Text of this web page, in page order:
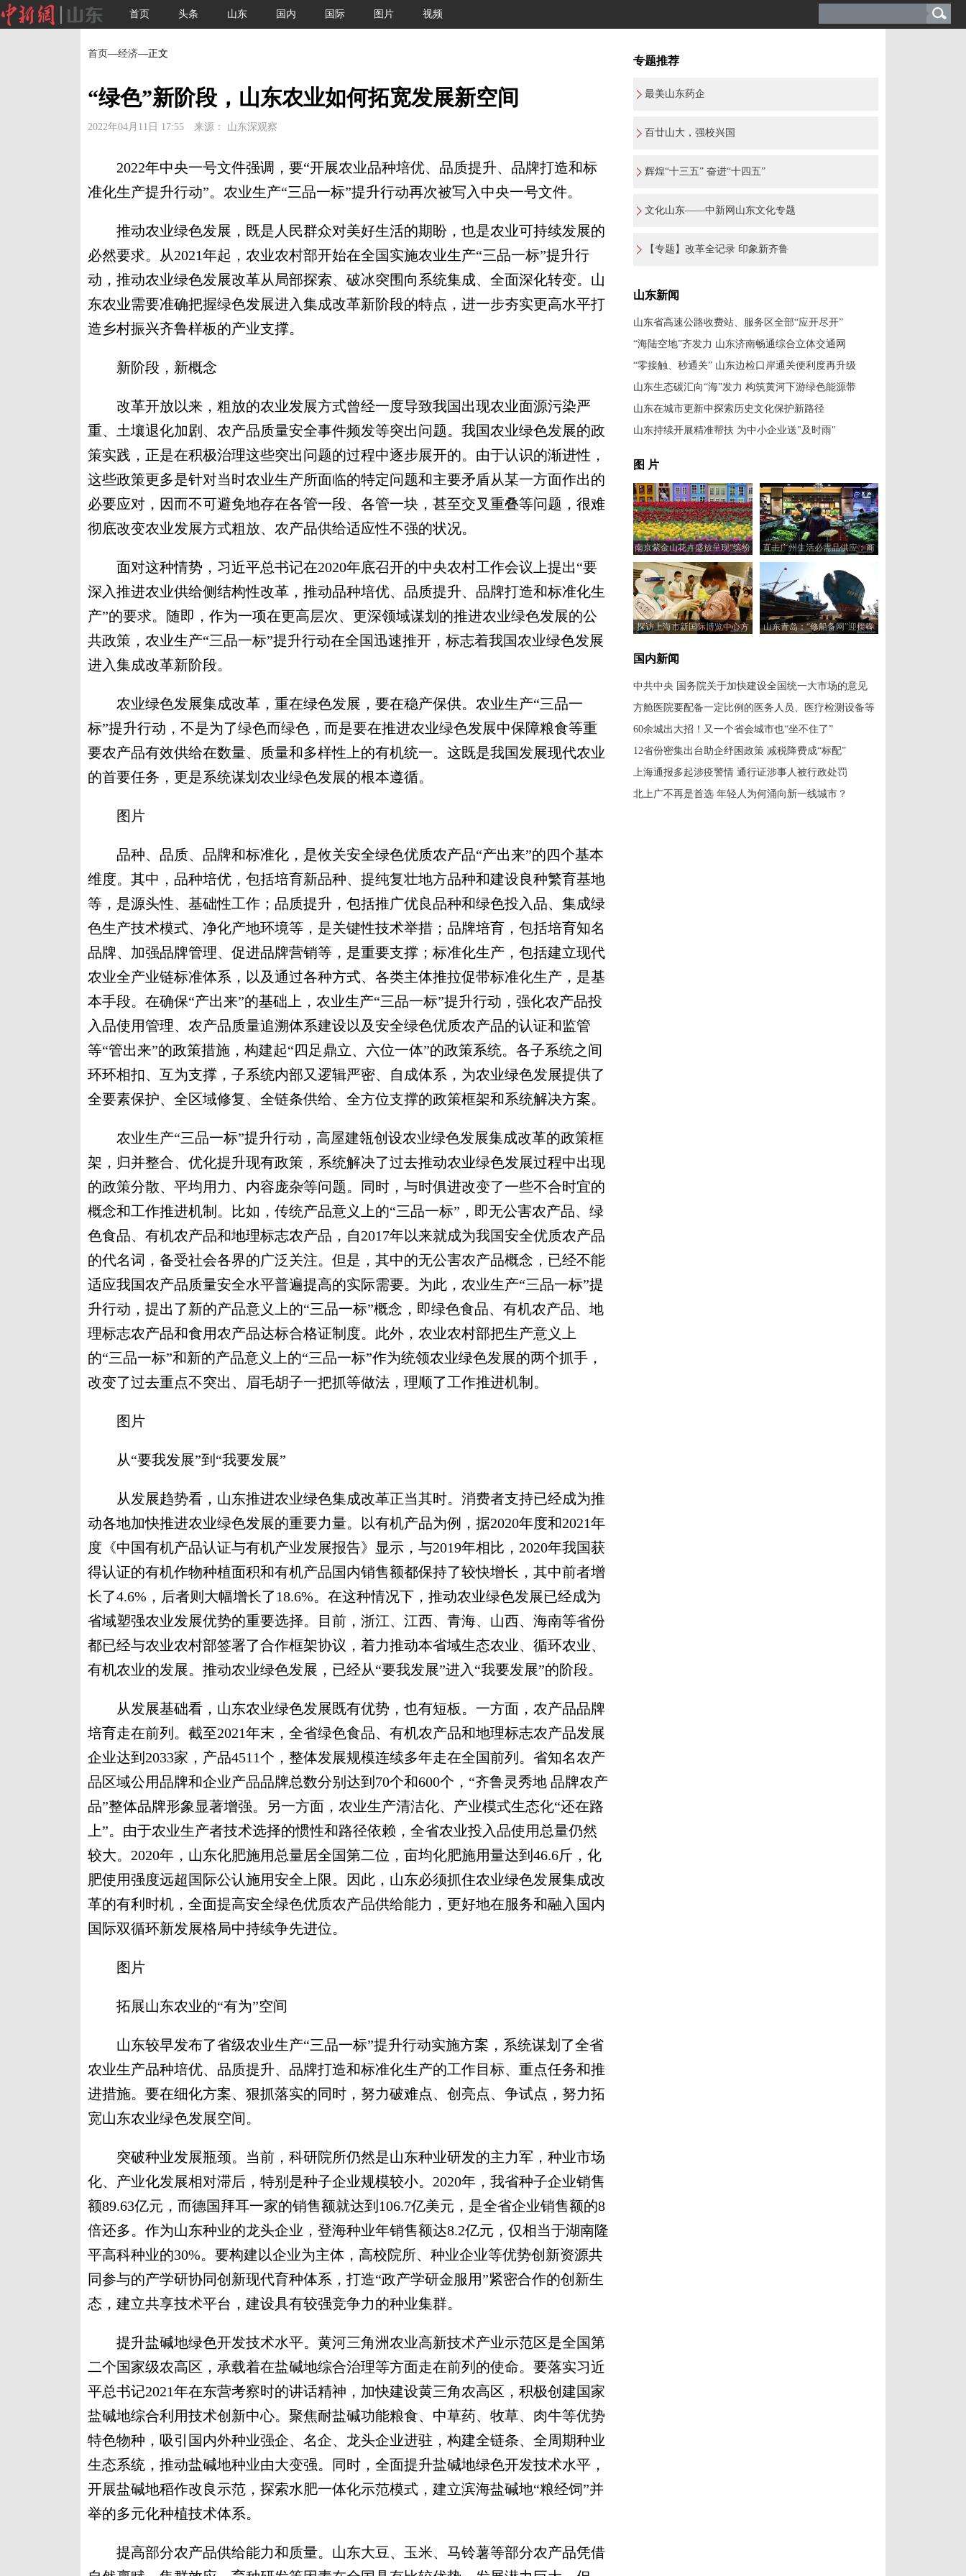
首页 头条 山东 国内 国际 图片 视频
首页—经济—正文
“绿色”新阶段，山东农业如何拓宽发展新空间
2022年04月11日 17:55 来源： 山东深观察
2022年中央一号文件强调，要“开展农业品种培优、品质提升、品牌打造和标
准化生产提升行动”。农业生产“三品一标”提升行动再次被写入中央一号文件。
推动农业绿色发展，既是人民群众对美好生活的期盼，也是农业可持续发展的
必然要求。从2021年起，农业农村部开始在全国实施农业生产“三品一标”提升行
动，推动农业绿色发展改革从局部探索、破冰突围向系统集成、全面深化转变。山
东农业需要准确把握绿色发展进入集成改革新阶段的特点，进一步夯实更高水平打
造乡村振兴齐鲁样板的产业支撑。
新阶段，新概念
改革开放以来，粗放的农业发展方式曾经一度导致我国出现农业面源污染严
重、土壤退化加剧、农产品质量安全事件频发等突出问题。我国农业绿色发展的政
策实践，正是在积极治理这些突出问题的过程中逐步展开的。由于认识的渐进性，
这些政策更多是针对当时农业生产所面临的特定问题和主要矛盾从某一方面作出的
必要应对，因而不可避免地存在各管一段、各管一块，甚至交叉重叠等问题，很难
彻底改变农业发展方式粗放、农产品供给适应性不强的状况。
面对这种情势，习近平总书记在2020年底召开的中央农村工作会议上提出“要
深入推进农业供给侧结构性改革，推动品种培优、品质提升、品牌打造和标准化生
产”的要求。随即，作为一项在更高层次、更深领域谋划的推进农业绿色发展的公
共政策，农业生产“三品一标”提升行动在全国迅速推开，标志着我国农业绿色发展
进入集成改革新阶段。
农业绿色发展集成改革，重在绿色发展，要在稳产保供。农业生产“三品一
标”提升行动，不是为了绿色而绿色，而是要在推进农业绿色发展中保障粮食等重
要农产品有效供给在数量、质量和多样性上的有机统一。这既是我国发展现代农业
的首要任务，更是系统谋划农业绿色发展的根本遵循。
图片
品种、品质、品牌和标准化，是攸关安全绿色优质农产品“产出来”的四个基本
维度。其中，品种培优，包括培育新品种、提纯复壮地方品种和建设良种繁育基地
等，是源头性、基础性工作；品质提升，包括推广优良品种和绿色投入品、集成绿
色生产技术模式、净化产地环境等，是关键性技术举措；品牌培育，包括培育知名
品牌、加强品牌管理、促进品牌营销等，是重要支撑；标准化生产，包括建立现代
农业全产业链标准体系，以及通过各种方式、各类主体推拉促带标准化生产，是基
本手段。在确保“产出来”的基础上，农业生产“三品一标”提升行动，强化农产品投
入品使用管理、农产品质量追溯体系建设以及安全绿色优质农产品的认证和监管
等“管出来”的政策措施，构建起“四足鼎立、六位一体”的政策系统。各子系统之间
环环相扣、互为支撑，子系统内部又逻辑严密、自成体系，为农业绿色发展提供了
全要素保护、全区域修复、全链条供给、全方位支撑的政策框架和系统解决方案。
农业生产“三品一标”提升行动，高屋建瓴创设农业绿色发展集成改革的政策框
架，归并整合、优化提升现有政策，系统解决了过去推动农业绿色发展过程中出现
的政策分散、平均用力、内容庞杂等问题。同时，与时俱进改变了一些不合时宜的
概念和工作推进机制。比如，传统产品意义上的“三品一标”，即无公害农产品、绿
色食品、有机农产品和地理标志农产品，自2017年以来就成为我国安全优质农产品
的代名词，备受社会各界的广泛关注。但是，其中的无公害农产品概念，已经不能
适应我国农产品质量安全水平普遍提高的实际需要。为此，农业生产“三品一标”提
升行动，提出了新的产品意义上的“三品一标”概念，即绿色食品、有机农产品、地
理标志农产品和食用农产品达标合格证制度。此外，农业农村部把生产意义上
的“三品一标”和新的产品意义上的“三品一标”作为统领农业绿色发展的两个抓手，
改变了过去重点不突出、眉毛胡子一把抓等做法，理顺了工作推进机制。
图片
从“要我发展”到“我要发展”
从发展趋势看，山东推进农业绿色集成改革正当其时。消费者支持已经成为推
动各地加快推进农业绿色发展的重要力量。以有机产品为例，据2020年度和2021年
度《中国有机产品认证与有机产业发展报告》显示，与2019年相比，2020年我国获
得认证的有机作物种植面积和有机产品国内销售额都保持了较快增长，其中前者增
长了4.6%，后者则大幅增长了18.6%。在这种情况下，推动农业绿色发展已经成为
省域塑强农业发展优势的重要选择。目前，浙江、江西、青海、山西、海南等省份
都已经与农业农村部签署了合作框架协议，着力推动本省域生态农业、循环农业、
有机农业的发展。推动农业绿色发展，已经从“要我发展”进入“我要发展”的阶段。
从发展基础看，山东农业绿色发展既有优势，也有短板。一方面，农产品品牌
培育走在前列。截至2021年末，全省绿色食品、有机农产品和地理标志农产品发展
企业达到2033家，产品4511个，整体发展规模连续多年走在全国前列。省知名农产
品区域公用品牌和企业产品品牌总数分别达到70个和600个，“齐鲁灵秀地 品牌农产
品”整体品牌形象显著增强。另一方面，农业生产清洁化、产业模式生态化“还在路
上”。由于农业生产者技术选择的惯性和路径依赖，全省农业投入品使用总量仍然
较大。2020年，山东化肥施用总量居全国第二位，亩均化肥施用量达到46.6斤，化
肥使用强度远超国际公认施用安全上限。因此，山东必须抓住农业绿色发展集成改
革的有利时机，全面提高安全绿色优质农产品供给能力，更好地在服务和融入国内
国际双循环新发展格局中持续争先进位。
图片
拓展山东农业的“有为”空间
山东较早发布了省级农业生产“三品一标”提升行动实施方案，系统谋划了全省
农业生产品种培优、品质提升、品牌打造和标准化生产的工作目标、重点任务和推
进措施。要在细化方案、狠抓落实的同时，努力破难点、创亮点、争试点，努力拓
宽山东农业绿色发展空间。
突破种业发展瓶颈。当前，科研院所仍然是山东种业研发的主力军，种业市场
化、产业化发展相对滞后，特别是种子企业规模较小。2020年，我省种子企业销售
额89.63亿元，而德国拜耳一家的销售额就达到106.7亿美元，是全省企业销售额的8
倍还多。作为山东种业的龙头企业，登海种业年销售额达8.2亿元，仅相当于湖南隆
平高科种业的30%。要构建以企业为主体，高校院所、种业企业等优势创新资源共
同参与的产学研协同创新现代育种体系，打造“政产学研金服用”紧密合作的创新生
态，建立共享技术平台，建设具有较强竞争力的种业集群。
提升盐碱地绿色开发技术水平。黄河三角洲农业高新技术产业示范区是全国第
二个国家级农高区，承载着在盐碱地综合治理等方面走在前列的使命。要落实习近
平总书记2021年在东营考察时的讲话精神，加快建设黄三角农高区，积极创建国家
盐碱地综合利用技术创新中心。聚焦耐盐碱功能粮食、中草药、牧草、肉牛等优势
特色物种，吸引国内外种业强企、名企、龙头企业进驻，构建全链条、全周期种业
生态系统，推动盐碱地种业由大变强。同时，全面提升盐碱地绿色开发技术水平，
开展盐碱地稻作改良示范，探索水肥一体化示范模式，建立滨海盐碱地“粮经饲”并
举的多元化种植技术体系。
提高部分农产品供给能力和质量。山东大豆、玉米、马铃薯等部分农产品凭借
专题推荐
最美山东药企
百廿山大，强校兴国
辉煌“十三五” 奋进“十四五”
文化山东——中新网山东文化专题
【专题】改革全记录 印象新齐鲁
山东新闻
山东省高速公路收费站、服务区全部“应开尽开”
“海陆空地”齐发力 山东济南畅通综合立体交通网
“零接触、秒通关” 山东边检口岸通关便利度再升级
山东生态碳汇向“海”发力 构筑黄河下游绿色能源带
山东在城市更新中探索历史文化保护新路径
山东持续开展精准帮扶 为中小企业送"及时雨"
图 片
南京紫金山花卉盛放呈现“缤纷
世界”
直击广州生活必需品供应：商
家源源不断补货 “老广”淡定购
探访上海市新国际博览中心方
山东青岛：“修船备网”迎接春
国内新闻
中共中央 国务院关于加快建设全国统一大市场的意见
方舱医院要配备一定比例的医务人员、医疗检测设备等
60余城出大招！又一个省会城市也“坐不住了”
12省份密集出台助企纾困政策 减税降费成“标配”
上海通报多起涉疫警情 通行证涉事人被行政处罚
北上广不再是首选 年轻人为何涌向新一线城市？